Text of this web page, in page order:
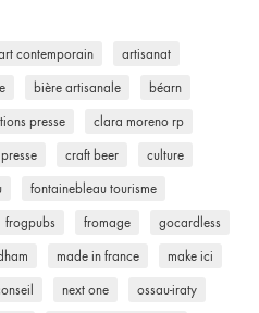
contemporain artisanat
bière artisanale béarn
presse clara moreno rp
craft beer culture
fontainebleau tourisme
frogpubs fromage gocardless
made in france make ici
next one ossau-iraty